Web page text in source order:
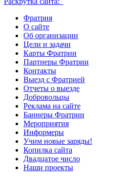
Фратрия
О сайте
Об организации
Цели и задачи
Карты Фратрии
Партнеры Фратрии
Контакты
Выезд с Фратрией
Отчеты о выезде
Добровольцы
Реклама на сайте
Баннеры Фратрии
Мероприятия
Информеры
Учим новые заряды!
Копилка сайта
Двадцатое число
Наши проекты